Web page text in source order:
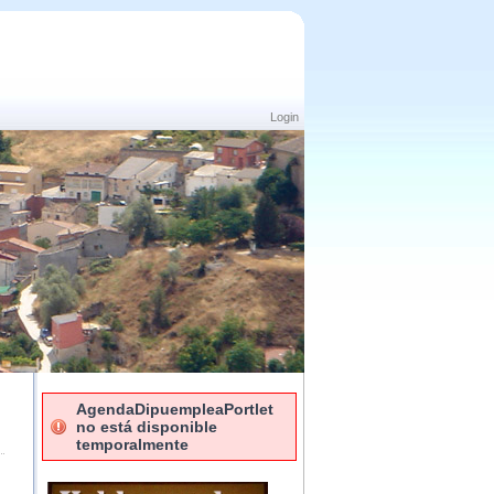
Login
AgendaDipuempleaPortlet
no está disponible
temporalmente